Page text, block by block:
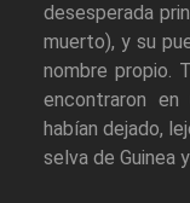
desesperada
muerto), y su
nombre propio.
encontraron
habían dejado,
selva de Guinea